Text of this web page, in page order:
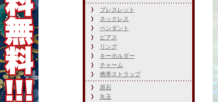
ブレスレット
ネックレス
ペンダント
ピアス
リング
キーホルダー
チャーム
携帯ストラップ
原石
丸玉